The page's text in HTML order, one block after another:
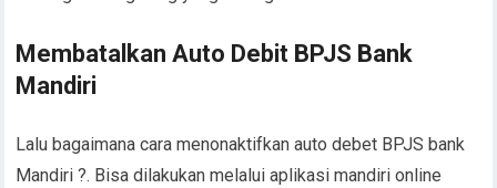
Membatalkan Auto Debit BPJS Bank
Mandiri
Lalu bagaimana cara menonaktifkan auto debet BPJS bank
Mandiri ?. Bisa dilakukan melalui aplikasi mandiri online